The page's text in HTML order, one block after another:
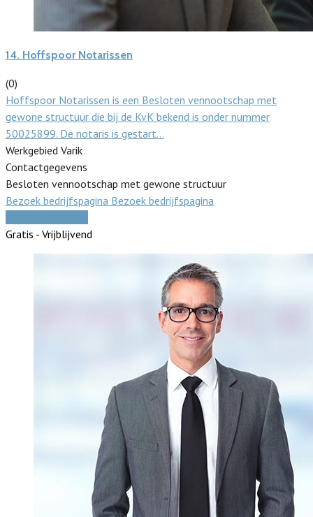
14. Hoffspoor Notarissen
(0)
Hoffspoor Notarissen is een Besloten vennootschap met
gewone structuur die bij de KvK bekend is onder nummer
50025899. De notaris is gestart…
Werkgebied Varik
Contactgegevens
Besloten vennootschap met gewone structuur
Bezoek bedrijfspagina Bezoek bedrijfspagina
Gratis - Vrijblijvend